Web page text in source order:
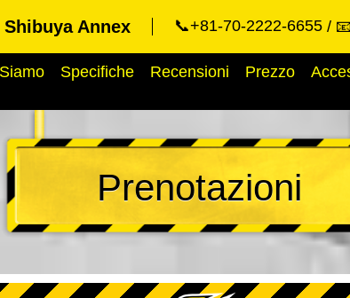
Annex 📞+81-70-2222-6655 📧
Specifiche Recensioni Prezzo
Prenotazioni